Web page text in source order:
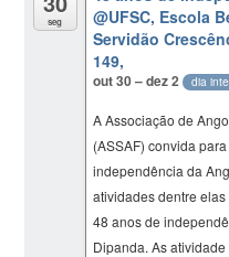
seg
@UFSC, Escola
Servidão
149,
out 30 – dez 2 dia
A Associação de
(ASSAF) convida
independência da
atividades dentre
48 anos de
Dipanda. As